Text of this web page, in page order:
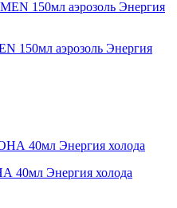
150мл аэрозоль Энергия
40мл Энергия холода